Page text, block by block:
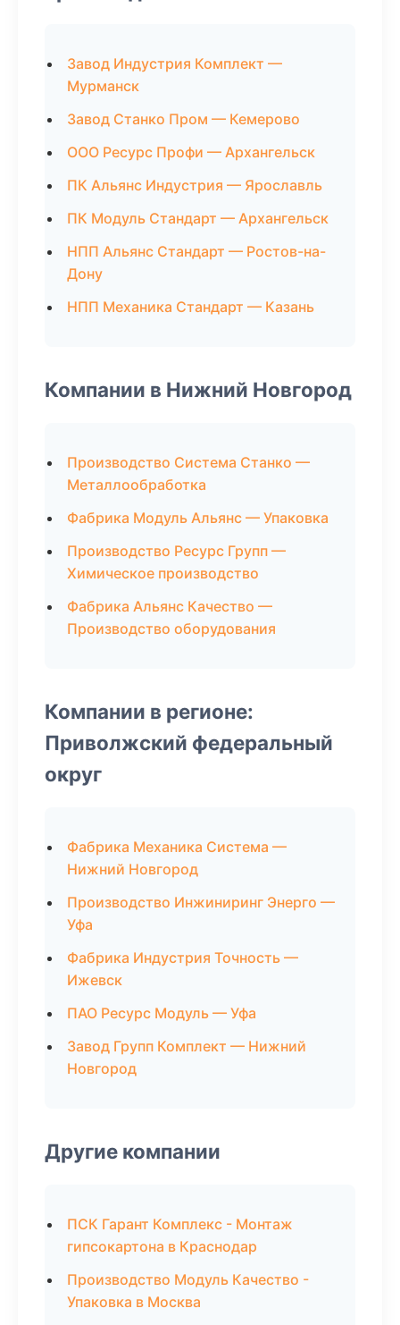
Завод Индустрия Комплект —
Мурманск
Завод Станко Пром — Кемерово
ООО Ресурс Профи — Архангельск
ПК Альянс Индустрия — Ярославль
ПК Модуль Стандарт — Архангельск
НПП Альянс Стандарт — Ростов-на-
Дону
НПП Механика Стандарт — Казань
Компании в Нижний Новгород
Производство Система Станко —
Металлообработка
Фабрика Модуль Альянс — Упаковка
Производство Ресурс Групп —
Химическое производство
Фабрика Альянс Качество —
Производство оборудования
Компании в регионе:
Приволжский федеральный
округ
Фабрика Механика Система —
Нижний Новгород
Производство Инжиниринг Энерго —
Уфа
Фабрика Индустрия Точность —
Ижевск
ПАО Ресурс Модуль — Уфа
Завод Групп Комплект — Нижний
Новгород
Другие компании
ПСК Гарант Комплекс - Монтаж
гипсокартона в Краснодар
Производство Модуль Качество -
Упаковка в Москва